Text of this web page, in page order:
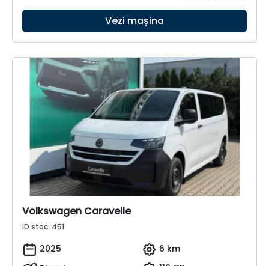
Vezi mașina
Volkswagen Caravelle
ID stoc: 451
2025
6 km